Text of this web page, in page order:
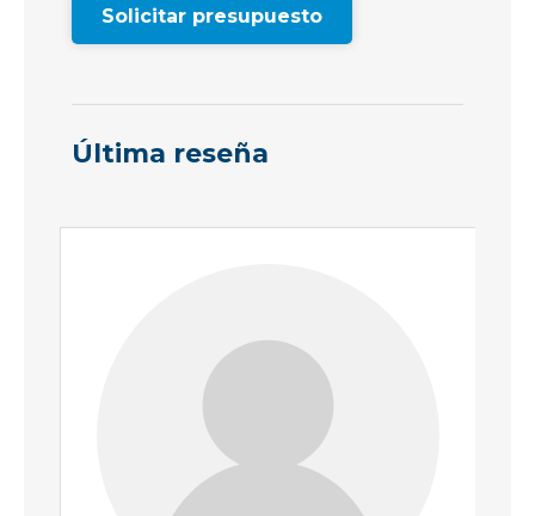
Solicitar presupuesto
Última reseña